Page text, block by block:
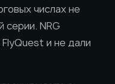
числах не
серии. NRG
и не дали